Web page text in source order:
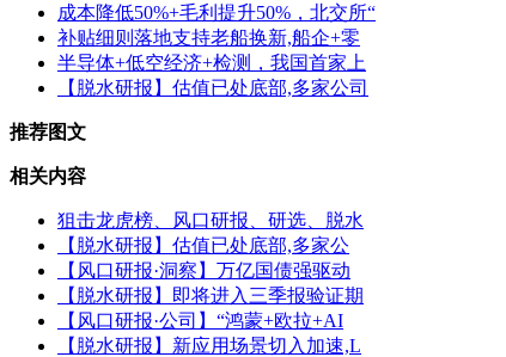
成本降低50%+毛利提升50%，北交所“
补贴细则落地支持老船换新,船企+零
半导体+低空经济+检测，我国首家上
【脱水研报】估值已处底部,多家公司
推荐图文
相关内容
狙击龙虎榜、风口研报、研选、脱水
【脱水研报】估值已处底部,多家公
【风口研报·洞察】万亿国债强驱动
【脱水研报】即将进入三季报验证期
【风口研报·公司】“鸿蒙+欧拉+AI
【脱水研报】新应用场景切入加速,L